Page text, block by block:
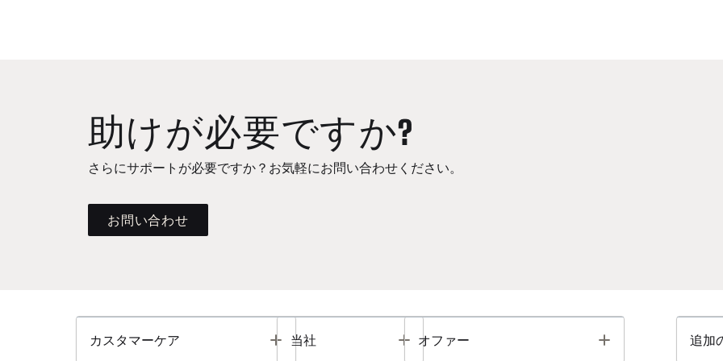
助けが必要ですか?
さらにサポートが必要ですか？お気軽にお問い合わせください。
お問い合わせ
カスタマーケア Toggle
当社 Toggle
オファー Toggle 追加